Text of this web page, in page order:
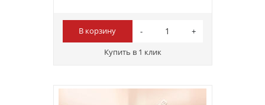
В корзину
Купить в 1 клик